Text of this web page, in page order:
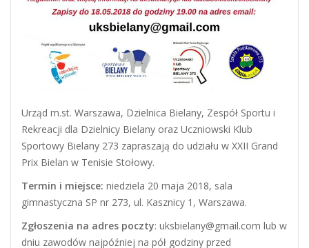
Urząd m.st. Warszawa, Dzielnica Bielany, Zespół Sportu i
Rekreacji dla Dzielnicy Bielany oraz Uczniowski Klub
Sportowy Bielany 273 zapraszają do udziału w XXII Grand
Prix Bielan w Tenisie Stołowy.
Termin i miejsce: niedziela 20 maja 2018, sala
gimnastyczna SP nr 273, ul. Kasznicy 1, Warszawa.
Zgłoszenia na adres poczty: uksbielany@gmail.com lub w
dniu zawodów najpóźniej na pół godziny przed